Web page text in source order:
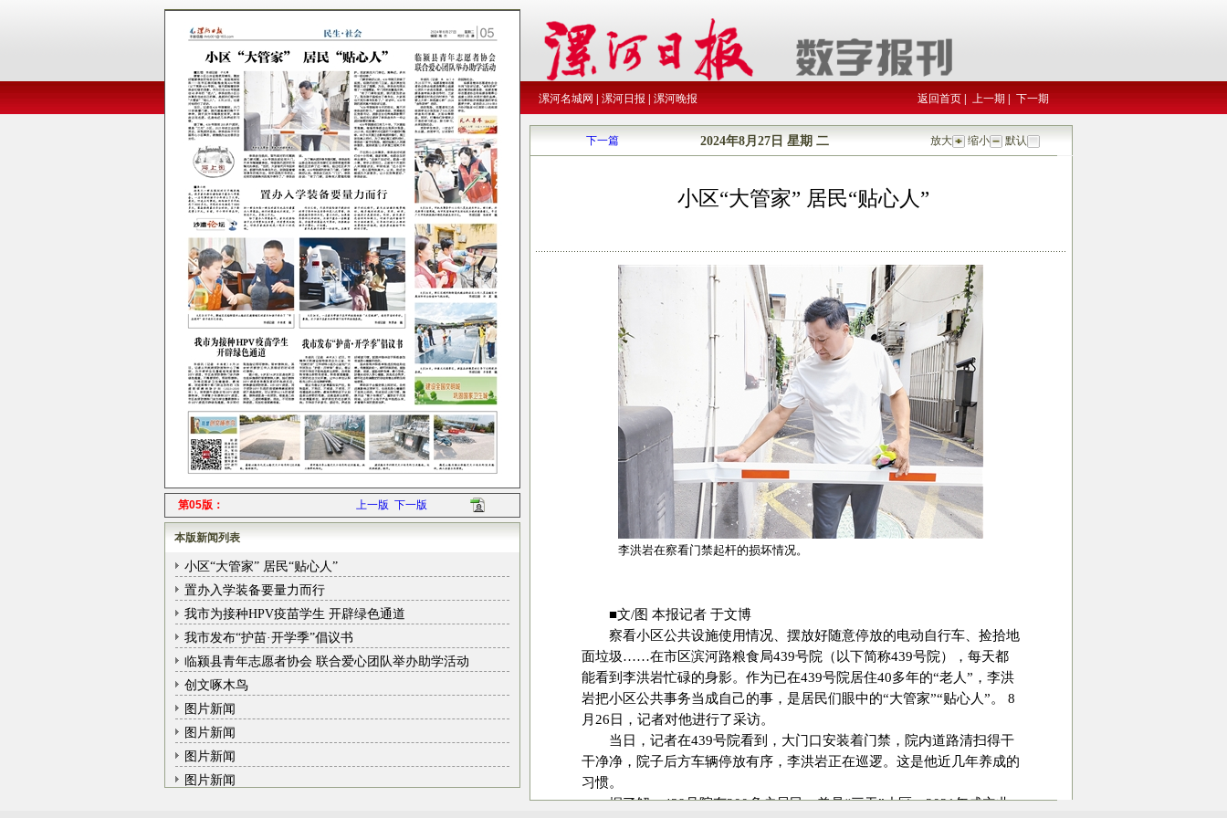
第05版： 上一版 下一版
本版新闻列表
小区“大管家” 居民“贴心人”
置办入学装备要量力而行
我市为接种HPV疫苗学生 开辟绿色通道
我市发布“护苗·开学季”倡议书
临颍县青年志愿者协会 联合爱心团队举办助学活动
创文啄木鸟
图片新闻
图片新闻
图片新闻
图片新闻
返回首页| 上一期 下一期
漯河名城网 漯河日报 漯河晚报
下一篇 2024年8月27日 星期 二 放大 缩小 默认
小区“大管家” 居民“贴心人”
李洪岩在察看门禁起杆的损坏情况。
■文/图 本报记者 于文博
察看小区公共设施使用情况、摆放好随意停放的电动自行车、捡拾地
面垃圾……在市区滨河路粮食局439号院（以下简称439号院），每天都
能看到李洪岩忙碌的身影。作为已在439号院居住40多年的“老人”，李洪
岩把小区公共事务当成自己的事，是居民们眼中的“大管家”“贴心人”。 8
月26日，记者对他进行了采访。
当日，记者在439号院看到，大门口安装着门禁，院内道路清扫得干
干净净，院子后方车辆停放有序，李洪岩正在巡逻。这是他近几年养成的
习惯。
据了解，439号院有200多户居民，曾是“三无”小区，2021年成立业